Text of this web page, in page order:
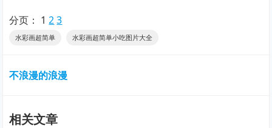
分页： 1 2 3
水彩画超简单 水彩画超简单小吃图片大全
不浪漫的浪漫
相关文章